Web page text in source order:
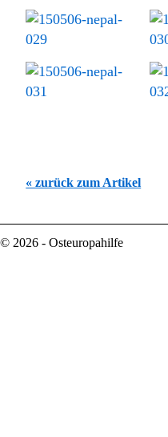
« zurück zum Artikel
© 2026 - Osteuropahilfe